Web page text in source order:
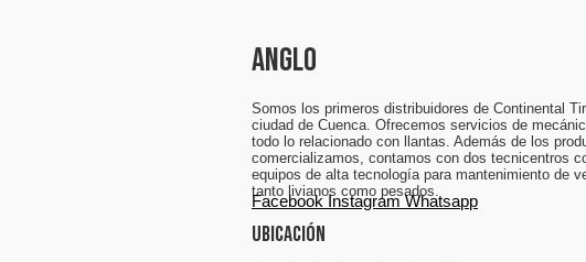
ANGLO
Somos los primeros distribuidores de Continental
ciudad de Cuenca. Ofrecemos servicios de
todo lo relacionado con llantas. Además de los
comercializamos, contamos con dos tecnicentros
equipos de alta tecnología para mantenimiento de
tanto livianos como pesados.
Facebook Instagram Whatsapp
Ubicación